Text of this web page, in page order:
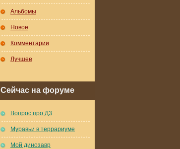
Альбомы
Новое
Комментарии
Лучшее
Сейчас на форуме
Вопрос про Д3
Муравьи в террариуме
Мой динозавр